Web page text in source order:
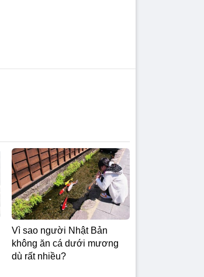
Vì sao người Nhật Bản
không ăn cá dưới mương
dù rất nhiều?